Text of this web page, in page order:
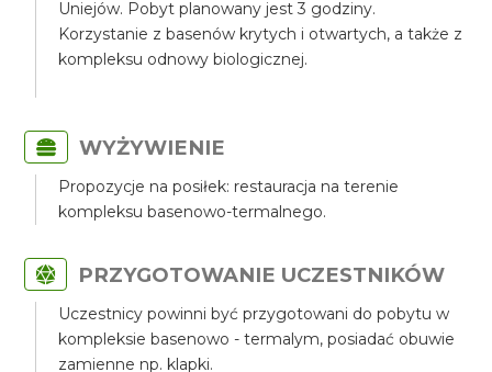
Uniejów. Pobyt planowany jest 3 godziny.
Korzystanie z basenów krytych i otwartych, a także z
kompleksu odnowy biologicznej.
WYŻYWIENIE
Propozycje na posiłek: restauracja na terenie
kompleksu basenowo-termalnego.
PRZYGOTOWANIE UCZESTNIKÓW
Uczestnicy powinni być przygotowani do pobytu w
kompleksie basenowo - termalym, posiadać obuwie
zamienne np. klapki.